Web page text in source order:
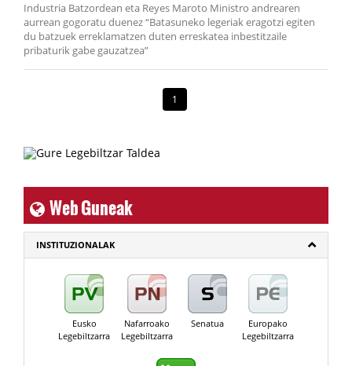
Industria Batzordean eta Reyes Maroto Ministro andrearen
aurrean gogoratu duenez “Batasuneko legeriak eragotzi egiten
du batzuek erreklamatzen duten erreskatea inbestitzaile
pribaturik gabe gauzatzea”
1
Web Guneak
INSTITUZIONALAK
Eusko
Legebiltzarra
Nafarroako
Legebiltzarra
Senatua
Europako
Legebiltzarra